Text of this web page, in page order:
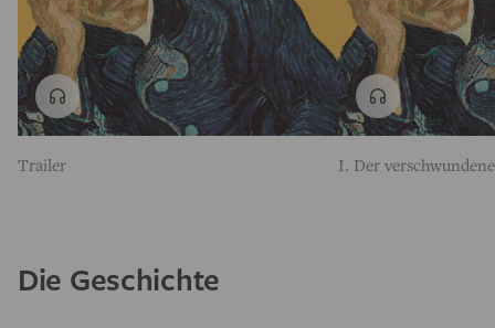
Trailer I. Der
Die Geschichte